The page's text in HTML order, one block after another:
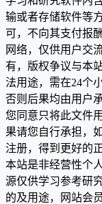
输或者存储软件等
可，不向其支付报
网络，仅供用户交
有，版权争议与本
法用途，需在24个
否则后果均由用户
您同意只将此文件
果请您自行承担，
注册，得到更好的
本站是非经营性个
源仅供学习参考研
的及用途，网站会